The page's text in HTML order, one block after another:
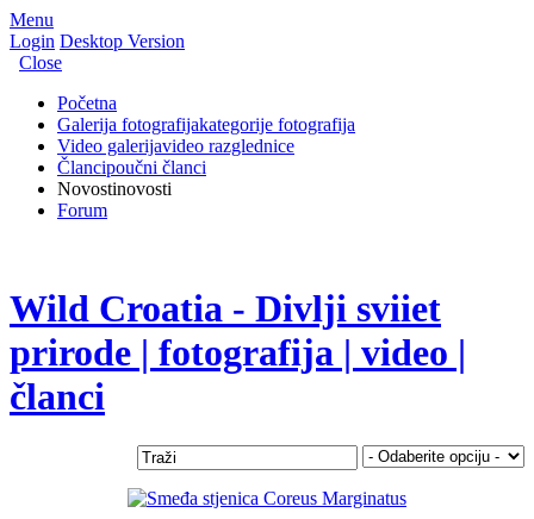
Menu
Login Desktop Version
Close
Početna
Galerija fotografijakategorije fotografija
Video galerijavideo razglednice
Člancipoučni članci
Novostinovosti
Forum
Wild Croatia - Divlji sviiet
prirode | fotografija | video |
članci